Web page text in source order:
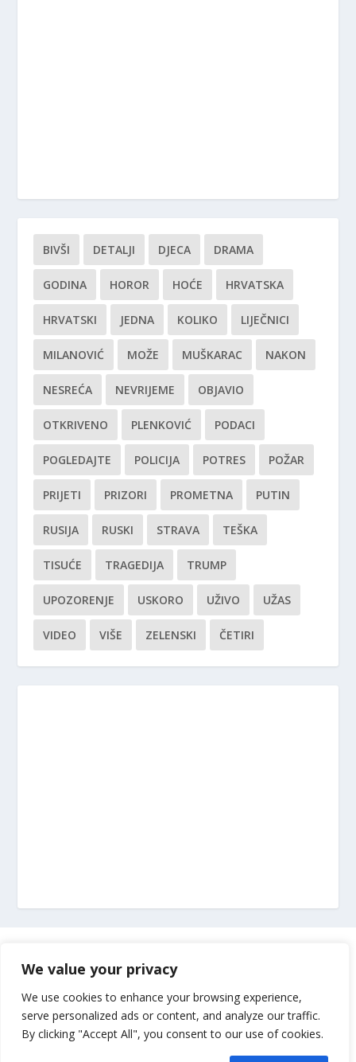
We value your privacy
We use cookies to enhance your browsing experience,
serve personalized ads or content, and analyze our traffic.
By clicking "Accept All", you consent to our use of cookies.
BIVŠI DETALJI DJECA DRAMA
GODINA HOROR HOĆE HRVATSKA
HRVATSKI JEDNA KOLIKO LIJEČNICI
MILANOVIĆ MOŽE MUŠKARAC NAKON
NESREĆA NEVRIJEME OBJAVIO
OTKRIVENO PLENKOVIĆ PODACI
POGLEDAJTE POLICIJA POTRES POŽAR
PRIJETI PRIZORI PROMETNA PUTIN
RUSIJA RUSKI STRAVA TEŠKA
TISUĆE TRAGEDIJA TRUMP
UPOZORENJE USKORO UŽIVO UŽAS
VIDEO VIŠE ZELENSKI ČETIRI
Impressum
Uvjeti korištenja